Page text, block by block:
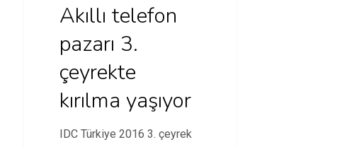
Akıllı telefon
pazarı 3.
çeyrekte
kırılma yaşıyor
IDC Türkiye 2016 3. çeyrek